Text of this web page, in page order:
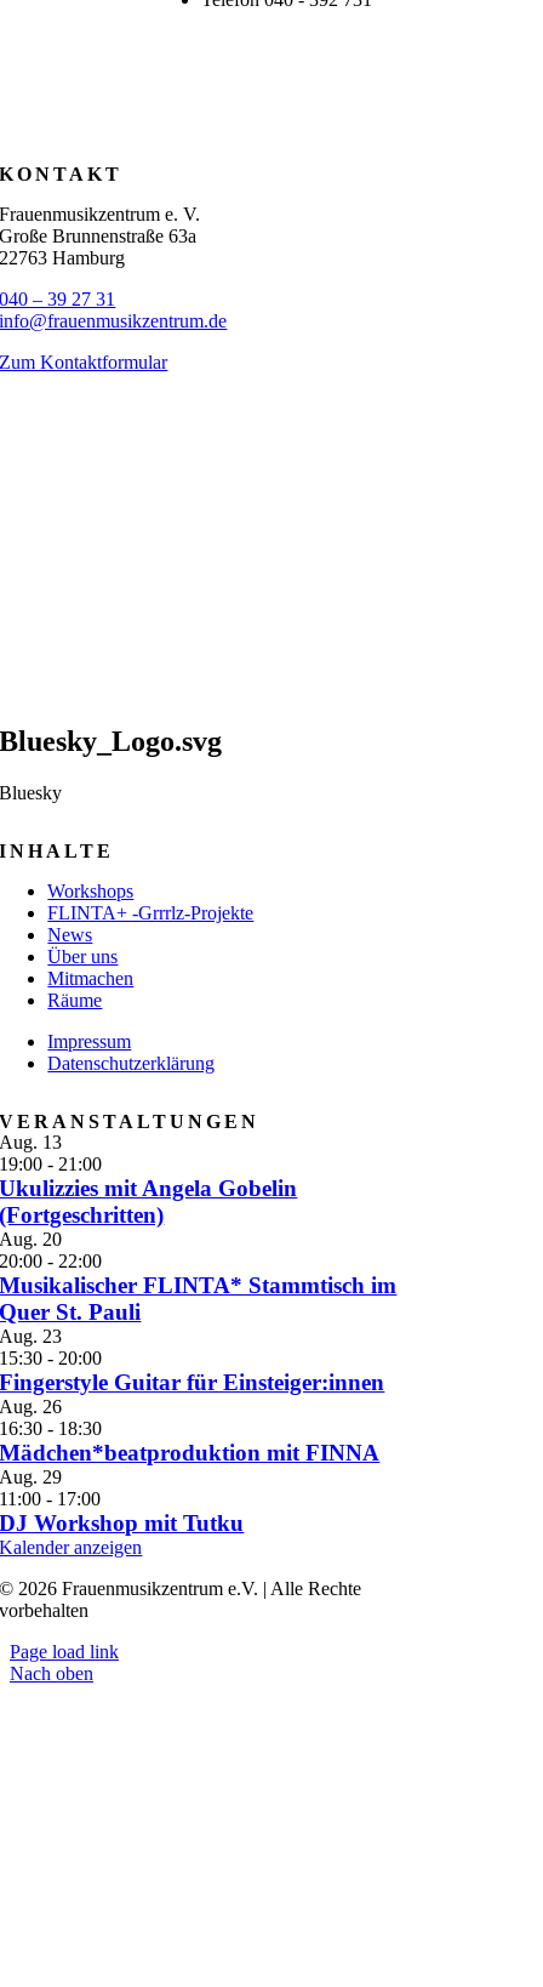
KONTAKT
Frauenmusikzentrum e. V.
Große Brunnenstraße 63a
22763 Hamburg
040 – 39 27 31
info@frauenmusikzentrum.de
Zum Kontaktformular
Bluesky_Logo.svg
Bluesky
INHALTE
Workshops
FLINTA+ -Grrrlz-Projekte
News
Über uns
Mitmachen
Räume
Impressum
Datenschutzerklärung
VERANSTALTUNGEN
Aug. 13
19:00 - 21:00
Ukulizzies mit Angela Gobelin
(Fortgeschritten)
Aug. 20
20:00 - 22:00
Musikalischer FLINTA* Stammtisch im
Quer St. Pauli
Aug. 23
15:30 - 20:00
Fingerstyle Guitar für Einsteiger:innen
Aug. 26
16:30 - 18:30
Mädchen*beatproduktion mit FINNA
Aug. 29
11:00 - 17:00
DJ Workshop mit Tutku
Kalender anzeigen
© 2026 Frauenmusikzentrum e.V. | Alle Rechte
vorbehalten
Page load link
Nach oben